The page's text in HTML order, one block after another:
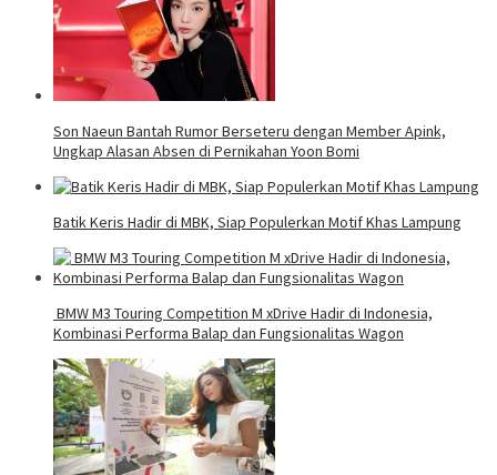
Son Naeun Bantah Rumor Berseteru dengan Member Apink,
Ungkap Alasan Absen di Pernikahan Yoon Bomi
Batik Keris Hadir di MBK, Siap Populerkan Motif Khas Lampung
BMW M3 Touring Competition M xDrive Hadir di Indonesia,
Kombinasi Performa Balap dan Fungsionalitas Wagon